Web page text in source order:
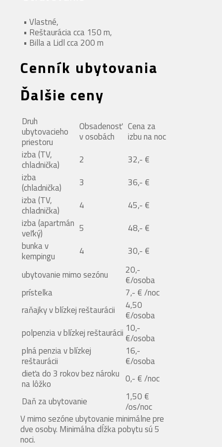
• Vlastné,
• Reštaurácia cca 150 m,
• Billa a Lidl cca 200 m
Cenník ubytovania
Ďalšie ceny
Druh
ubytovacieho
priestoru
Obsadenosť
v osobách
Cena za
izbu na noc
izba (TV,
chladnička)
2
32,- €
izba
(chladnička)
3
36,- €
izba (TV,
chladnička)
4
45,- €
izba (apartmán
veľký)
5
48,- €
bunka v
kempingu
4
30,- €
ubytovanie mimo sezónu
20,-
€/osoba
prístelka
7,- € /noc
raňajky v blízkej reštaurácii
4,50
€/osoba
polpenzia v blízkej reštaurácii 10,-
€/osoba
plná penzia v blízkej
reštaurácii
16,-
€/osoba
dieťa do 3 rokov bez nároku
na lôžko
0,- € /noc
Daň za ubytovanie
1,50 €
/os/noc
V mimo sezóne ubytovanie minimálne pre
dve osoby. Minimálna dĺžka pobytu sú 5
noci.